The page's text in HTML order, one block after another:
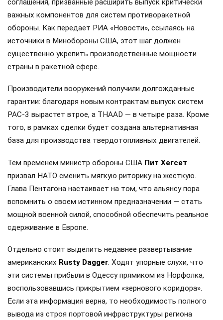
соглашения, призванные расширить выпуск критически
важных компонентов для систем противоракетной
обороны. Как передает РИА «Новости», ссылаясь на
источники в Минобороны США, этот шаг должен
существенно укрепить производственные мощности
страны в ракетной сфере.
Производители вооружений получили долгожданные
гарантии: благодаря новым контрактам выпуск систем
PAC-3 вырастет втрое, а THAAD — в четыре раза. Кроме
того, в рамках сделки будет создана альтернативная
база для производства твердотопливных двигателей.
Тем временем министр обороны США Пит Хегсет
призвал НАТО сменить мягкую риторику на жесткую.
Глава Пентагона настаивает на том, что альянсу пора
вспомнить о своем истинном предназначении — стать
мощной военной силой, способной обеспечить реальное
сдерживание в Европе.
Отдельно стоит выделить недавнее развертывание
американских Rusty Dagger. Ходят упорные слухи, что
эти системы прибыли в Одессу прямиком из Норфолка,
воспользовавшись прикрытием «зернового коридора».
Если эта информация верна, то необходимость полного
вывода из строя портовой инфраструктуры региона